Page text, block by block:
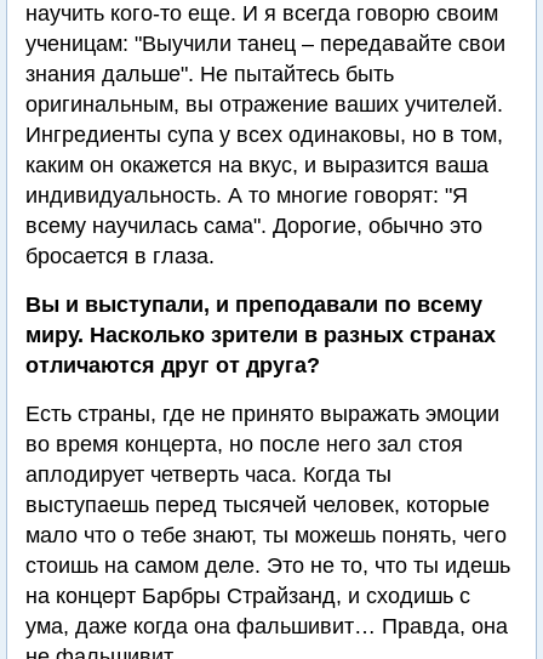
научить кого-то еще. И я всегда говорю своим
ученицам: "Выучили танец – передавайте свои
знания дальше". Не пытайтесь быть
оригинальным, вы отражение ваших учителей.
Ингредиенты супа у всех одинаковы, но в том,
каким он окажется на вкус, и выразится ваша
индивидуальность. А то многие говорят: "Я
всему научилась сама". Дорогие, обычно это
бросается в глаза.
Вы и выступали, и преподавали по всему
миру. Насколько зрители в разных странах
отличаются друг от друга?
Есть страны, где не принято выражать эмоции
во время концерта, но после него зал стоя
аплодирует четверть часа. Когда ты
выступаешь перед тысячей человек, которые
мало что о тебе знают, ты можешь понять, чего
стоишь на самом деле. Это не то, что ты идешь
на концерт Барбры Страйзанд, и сходишь с
ума, даже когда она фальшивит… Правда, она